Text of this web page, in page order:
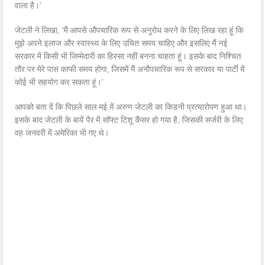
वाला है।’
जेटली ने लिखा, ‘मैं आपसे औपचारिक रूप से अनुरोध करने के लिए लिख रहा हूं कि
मुझे अपने इलाज और स्वास्थ्य के लिए उचित समय चाहिए और इसलिए मैं नई
सरकार में किसी भी जिम्मेदारी का हिस्सा नहीं बनना चाहता हूं। इसके बाद निश्चित
तौर पर मेरे पास काफी समय होगा, जिसमें मैं अनौपचारिक रूप से सरकार या पार्टी में
कोई भी सहयोग कर सकता हूं।’
आपको बता दें कि पिछले साल मई में अरुण जेटली का किडनी प्रत्यारोपण हुआ था।
इसके बाद जेटली के बायें पैर में सॉफ्ट टिशू कैंसर हो गया है, जिसकी सर्जरी के लिए
वह जनवरी में अमेरिका भी गए थे।